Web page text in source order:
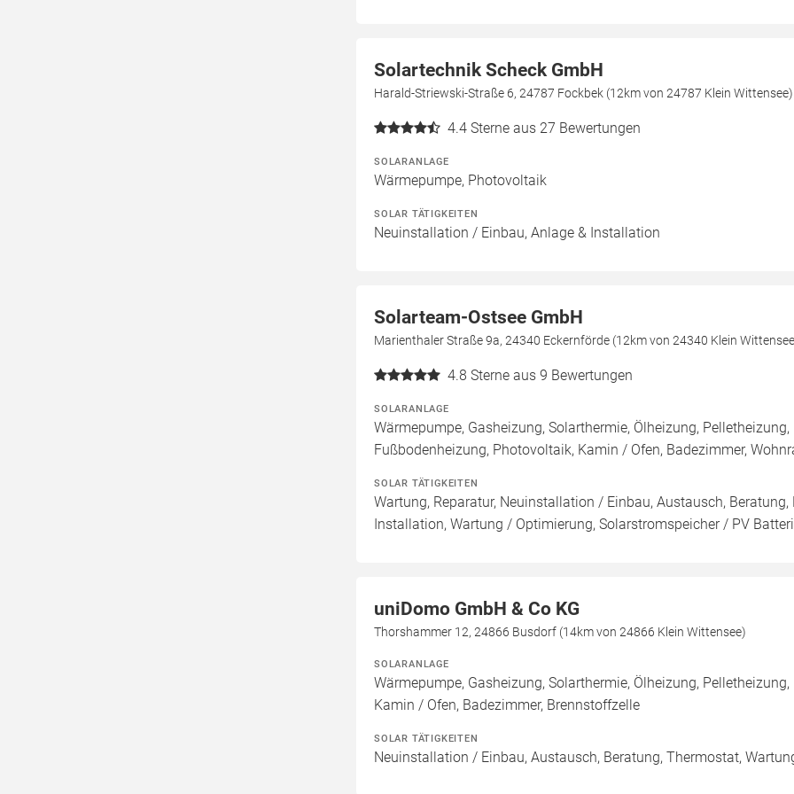
Solartechnik Scheck GmbH
Harald-Striewski-Straße 6, 24787 Fockbek (12km von 24787 Klein Wittensee)
4.4 Sterne aus 27 Bewertungen
SOLARANLAGE
Wärmepumpe, Photovoltaik
SOLAR TÄTIGKEITEN
Neuinstallation / Einbau, Anlage & Installation
Solarteam-Ostsee GmbH
Marienthaler Straße 9a, 24340 Eckernförde (12km von 24340 Klein
4.8 Sterne aus 9 Bewertungen
SOLARANLAGE
Wärmepumpe, Gasheizung, Solarthermie, Ölheizung,
Fußbodenheizung, Photovoltaik, Kamin / Ofen, Badezimmer,
SOLAR TÄTIGKEITEN
Wartung, Reparatur, Neuinstallation / Einbau, Austausch,
Installation, Wartung / Optimierung, Solarstromspeicher / PV
uniDomo GmbH & Co KG
Thorshammer 12, 24866 Busdorf (14km von 24866 Klein Wittensee)
SOLARANLAGE
Wärmepumpe, Gasheizung, Solarthermie, Ölheizung,
Kamin / Ofen, Badezimmer, Brennstoffzelle
SOLAR TÄTIGKEITEN
Neuinstallation / Einbau, Austausch, Beratung, Thermostat,